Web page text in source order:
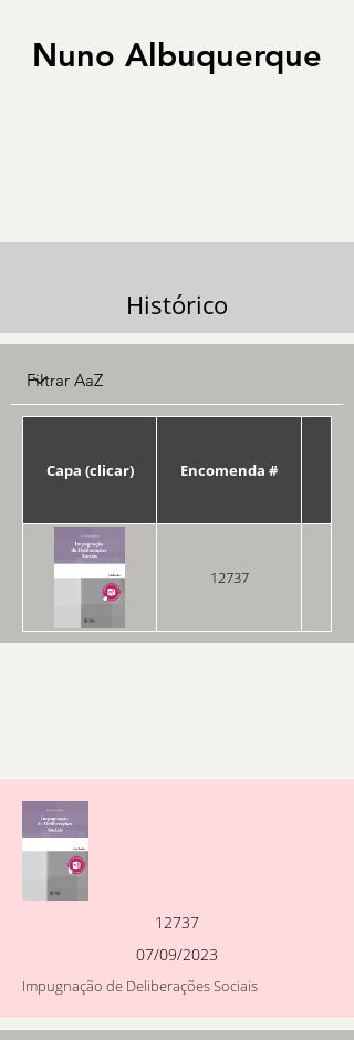
Nuno Albuquerque
Histórico
Capa (clicar) Encomenda #
12737
12737
07/09/2023
Impugnação de Deliberações Sociais